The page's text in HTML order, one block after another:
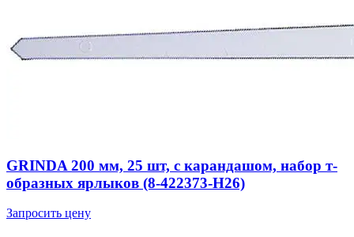
GRINDA 200 мм, 25 шт, с карандашом, набор т-
образных ярлыков (8-422373-H26)
Запросить цену